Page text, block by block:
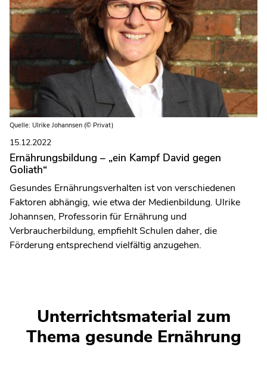
Quelle: Ulrike Johannsen (© Privat)
15.12.2022
Ernährungsbildung – „ein Kampf David gegen
Goliath“
Gesundes Ernährungsverhalten ist von verschiedenen
Faktoren abhängig, wie etwa der Medienbildung. Ulrike
Johannsen, Professorin für Ernährung und
Verbraucherbildung, empfiehlt Schulen daher, die
Förderung entsprechend vielfältig anzugehen.
Unterrichtsmaterial zum
Thema gesunde Ernährung